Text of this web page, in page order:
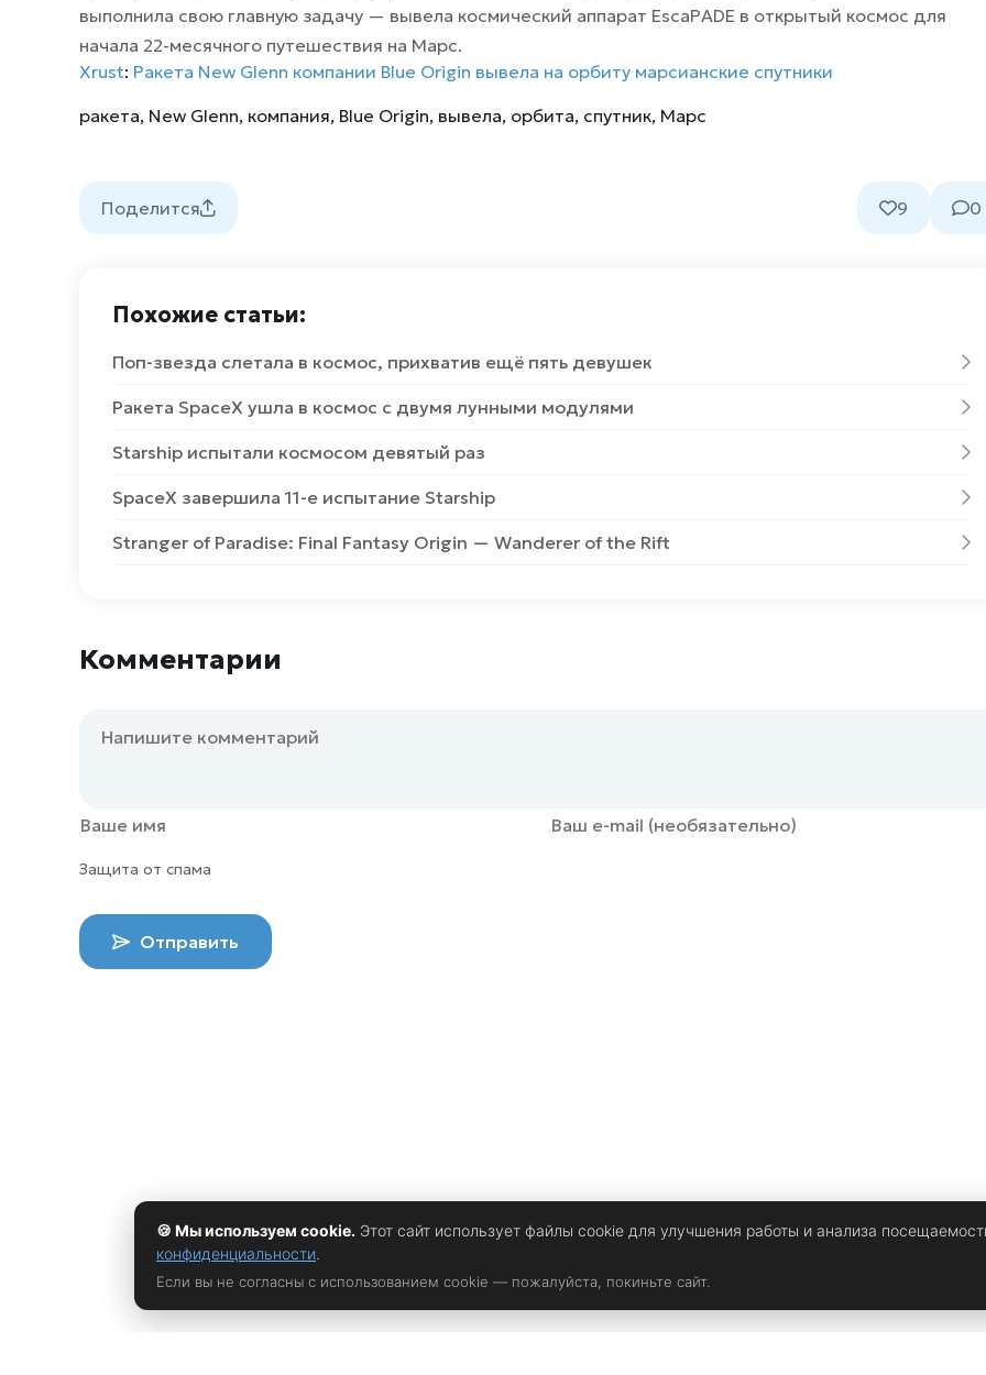
выполнила свою главную задачу — вывела космический аппарат EscaPADE в открытый космос для
начала 22-месячного путешествия на Марс.
Xrust: Ракета New Glenn компании Blue Origin вывела на орбиту марсианские спутники
ракета, New Glenn, компания, Blue Origin, вывела, орбита, спутник, Марс
Поделится 9 0
Похожие статьи:
Поп-звезда слетала в космос, прихватив ещё пять девушек
Ракета SpaceX ушла в космос с двумя лунными модулями
Starship испытали космосом девятый раз
SpaceX завершила 11-е испытание Starship
Stranger of Paradise: Final Fantasy Origin — Wanderer of the Rift
Комментарии
Защита от спама
Отправить
🍪 Мы используем cookie. Этот сайт использует файлы cookie для улучшения работы и анализа
конфиденциальности.
Если вы не согласны с использованием cookie — пожалуйста, покиньте сайт.